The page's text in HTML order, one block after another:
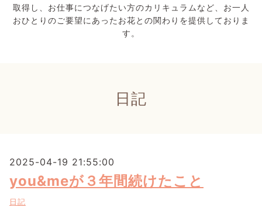
取得し、お仕事につなげたい方のカリキュラムなど、お一人
おひとりのご要望にあったお花との関わりを提供しておりま
す。
日記
2025-04-19 21:55:00
you&meが３年間続けたこと
日記